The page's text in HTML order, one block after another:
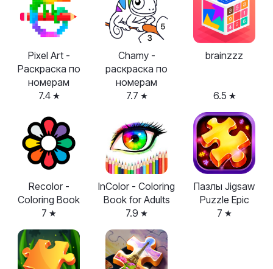
Pixel Art -
Раскраска по
номерам
7.4
Chamy -
раскраска по
номерам
7.7
brainzzz
6.5
Recolor -
Coloring Book
7
InColor - Coloring
Book for Adults
7.9
Пазлы Jigsaw
Puzzle Epic
7